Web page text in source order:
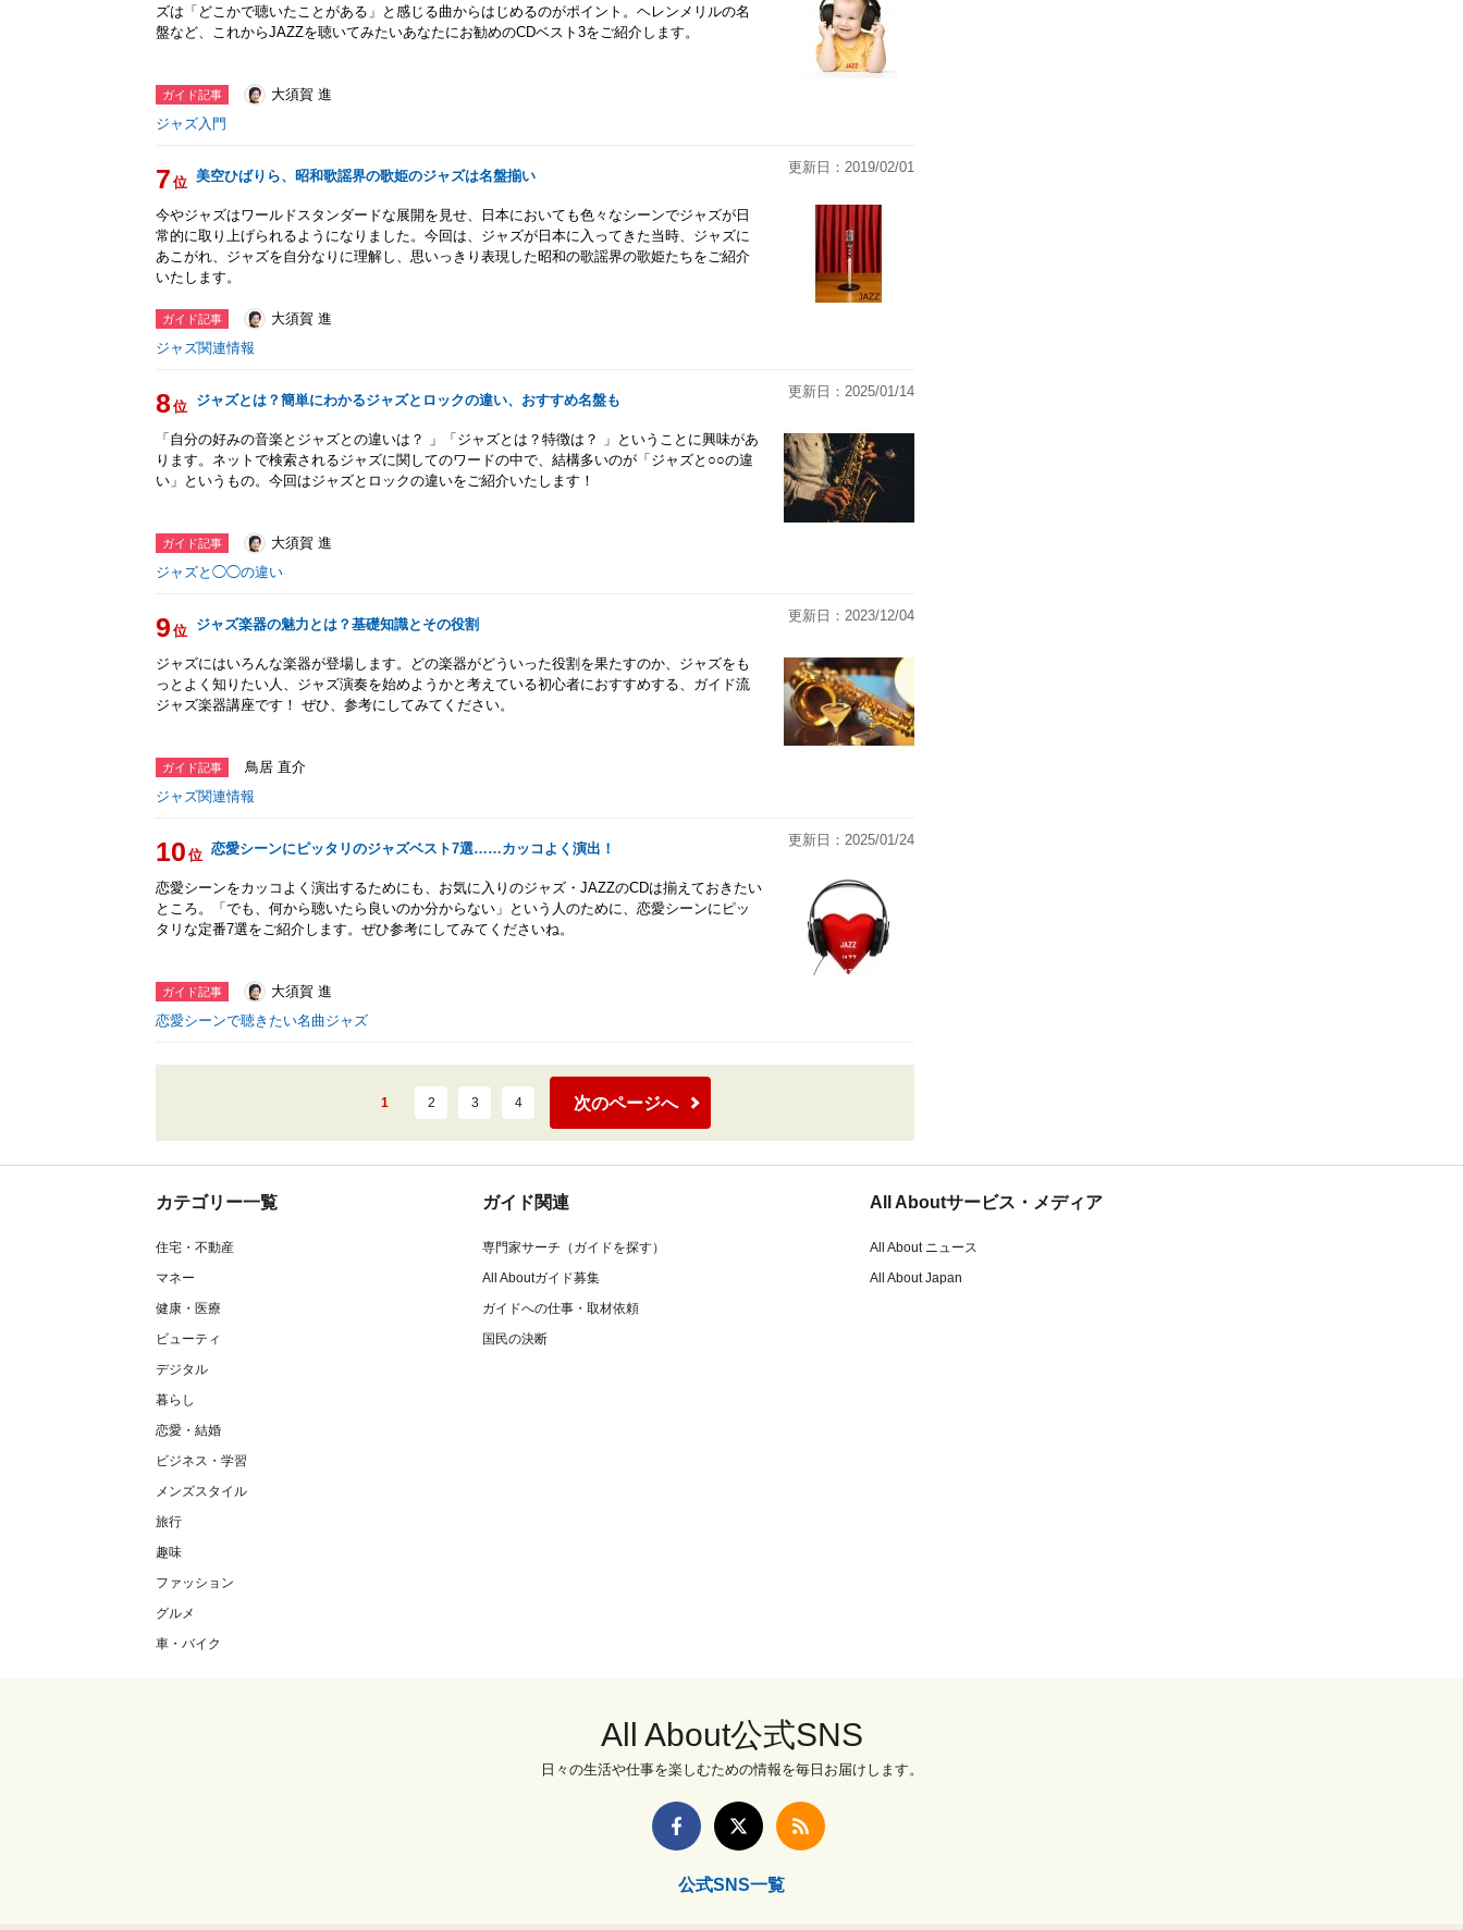
ズは「どこかで聴いたことがある」と感じる曲からはじめるのがポイント。ヘレンメリルの名
盤など、これからJAZZを聴いてみたいあなたにお勧めのCDベスト3をご紹介します。
ガイド記事
大須賀 進
ジャズ入門
7 位 美空ひばりら、昭和歌謡界の歌姫のジャズは名盤揃い
更新日：2019/02/01
今やジャズはワールドスタンダードな展開を見せ、日本においても色々なシーンでジャズが日
常的に取り上げられるようになりました。今回は、ジャズが日本に入ってきた当時、ジャズに
あこがれ、ジャズを自分なりに理解し、思いっきり表現した昭和の歌謡界の歌姫たちをご紹介
いたします。
ガイド記事
大須賀 進
ジャズ関連情報
8位 ジャズとは？簡単にわかるジャズとロックの違い、おすすめ名盤も
更新日：2025/01/14
「自分の好みの音楽とジャズとの違いは？ 」「ジャズとは？特徴は？ 」ということに興味があ
ります。ネットで検索されるジャズに関してのワードの中で、結構多いのが「ジャズと○○の違
い」というもの。今回はジャズとロックの違いをご紹介いたします！
ガイド記事
大須賀 進
ジャズと◯◯の違い
9 位 ジャズ楽器の魅力とは？基礎知識とその役割
更新日：2023/12/04
ジャズにはいろんな楽器が登場します。どの楽器がどういった役割を果たすのか、ジャズをも
っとよく知りたい人、ジャズ演奏を始めようかと考えている初心者におすすめする、ガイド流
ジャズ楽器講座です！ ぜひ、参考にしてみてください。
ガイド記事
鳥居 直介
ジャズ関連情報
10 位 恋愛シーンにピッタリのジャズベスト7選……カッコよく演出！
更新日：2025/01/24
恋愛シーンをカッコよく演出するためにも、お気に入りのジャズ・JAZZのCDは揃えておきたい
ところ。「でも、何から聴いたら良いのか分からない」という人のために、恋愛シーンにピッ
タリな定番7選をご紹介します。ぜひ参考にしてみてくださいね。
ガイド記事
大須賀 進
恋愛シーンで聴きたい名曲ジャズ
1 2 3 4 次のページへ
カテゴリー一覧
住宅・不動産
マネー
健康・医療
ビューティ
デジタル
暮らし
恋愛・結婚
ビジネス・学習
メンズスタイル
旅行
趣味
ファッション
グルメ
車・バイク
ガイド関連
専門家サーチ（ガイドを探す）
All Aboutガイド募集
ガイドへの仕事・取材依頼
国民の決断
All Aboutサービス・メディア
All About ニュース
All About Japan
All About公式SNS
日々の生活や仕事を楽しむための情報を毎日お届けします。
公式SNS一覧